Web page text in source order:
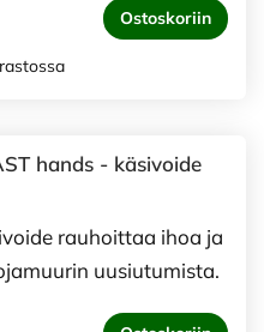
Ostoskoriin
hands - käsivoide
rauhoittaa ihoa ja
uusiutumista.